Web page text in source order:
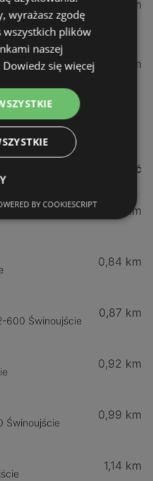
Świnoujście
1,04 km
72-600
1,05 km
w pobliżu
ODLEGŁOŚĆ
0,23 km
0,84 km
600 Świnoujście
0,87 km
0,92 km
Świnoujście
0,99 km
1,14 km
wyrażasz zgodę
wszystkich plików
naszej
Dowiedz się więcej
BY COOKIESCRIPT